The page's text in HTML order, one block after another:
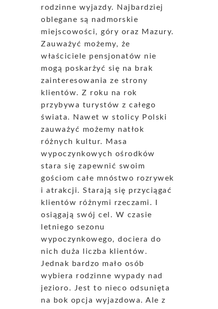
rodzinne wyjazdy. Najbardziej
oblegane są nadmorskie
miejscowości, góry oraz Mazury.
Zauważyć możemy, że
właściciele pensjonatów nie
mogą poskarżyć się na brak
zainteresowania ze strony
klientów. Z roku na rok
przybywa turystów z całego
świata. Nawet w stolicy Polski
zauważyć możemy natłok
różnych kultur. Masa
wypoczynkowych ośrodków
stara się zapewnić swoim
gościom całe mnóstwo rozrywek
i atrakcji. Starają się przyciągać
klientów różnymi rzeczami. I
osiągają swój cel. W czasie
letniego sezonu
wypoczynkowego, dociera do
nich duża liczba klientów.
Jednak bardzo mało osób
wybiera rodzinne wypady nad
jezioro. Jest to nieco odsunięta
na bok opcja wyjazdowa. Ale z